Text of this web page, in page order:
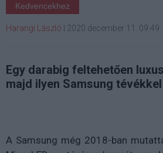
Kedvencekhez
Harangi László 2020 december 11. 09:49
Egy darabig feltehetően
majd ilyen Samsung
A Samsung még 2018-ban